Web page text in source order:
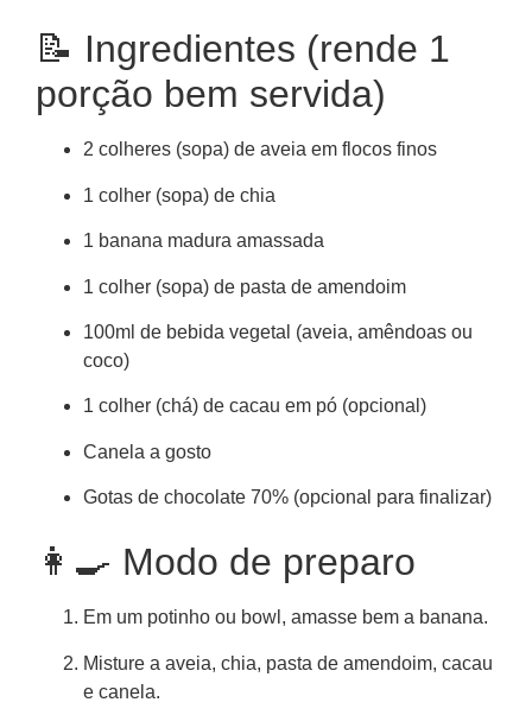
📝 Ingredientes (rende 1
porção bem servida)
2 colheres (sopa) de aveia em flocos finos
1 colher (sopa) de chia
1 banana madura amassada
1 colher (sopa) de pasta de amendoim
100ml de bebida vegetal (aveia, amêndoas ou
coco)
1 colher (chá) de cacau em pó (opcional)
Canela a gosto
Gotas de chocolate 70% (opcional para finalizar)
👩‍🍳 Modo de preparo
Em um potinho ou bowl, amasse bem a banana.
Misture a aveia, chia, pasta de amendoim, cacau
e canela.